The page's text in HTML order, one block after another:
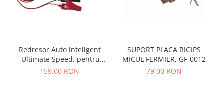
Scuter
Granulatoare de furaje
Tocatoare de furaje
Redresor Auto inteligent
,Ultimate Speed, pentru
incarcare baterie auto 6V -
159,00 RON
SUPORT PLACA RIGIPS
MICUL FERMIER, GF-0012
79,00 RON